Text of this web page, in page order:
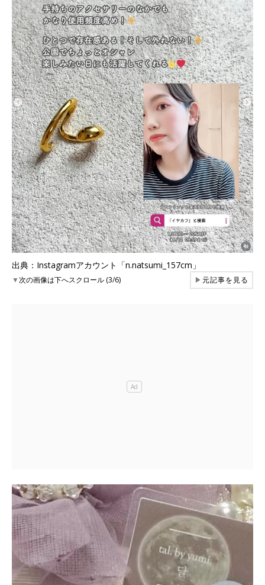
出典：Instagramアカウント「n.natsumi_157cm」
▼次の画像は下へスクロール (3/6) ▶元記事を見る